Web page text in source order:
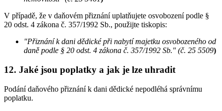
V případě, že v daňovém přiznání uplatňujete osvobození podle §
20 odst. 4 zákona č. 357/1992 Sb., použijte tiskopis:
"Přiznání k dani dědické při nabytí majetku osvobozeného od
daně podle § 20 odst. 4 zákona č. 357/1992 Sb." (č. 25 5509)
12. Jaké jsou poplatky a jak je lze uhradit
Podání daňového přiznání k dani dědické nepodléhá správnímu
poplatku.